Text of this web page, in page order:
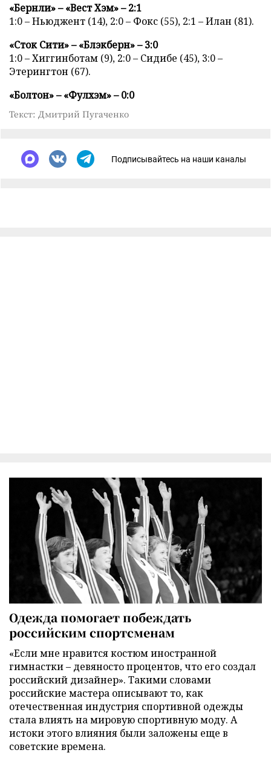
«Бернли» – «Вест Хэм» – 2:1
1:0 – Ньюджент (14), 2:0 – Фокс (55), 2:1 – Илан (81).
«Сток Сити» – «Блэкберн» – 3:0
1:0 – Хиггинботам (9), 2:0 – Сидибе (45), 3:0 –
Этерингтон (67).
«Болтон» – «Фулхэм» – 0:0
Текст: Дмитрий Пугаченко
Подписывайтесь на наши каналы
Одежда помогает побеждать
российским спортсменам
«Если мне нравится костюм иностранной
гимнастки – девяносто процентов, что его создал
российский дизайнер». Такими словами
российские мастера описывают то, как
отечественная индустрия спортивной одежды
стала влиять на мировую спортивную моду. А
истоки этого влияния были заложены еще в
советские времена.